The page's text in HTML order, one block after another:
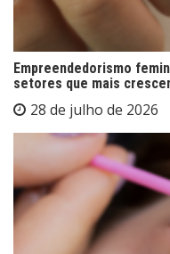
Empreendedorismo
setores que mais
28 de julho de 2026